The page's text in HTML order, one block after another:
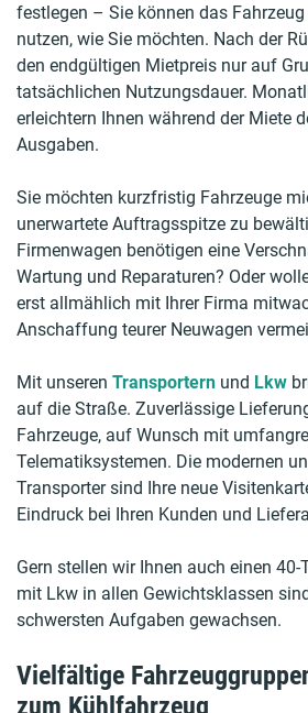
festlegen – Sie können das
nutzen, wie Sie möchten. Nach der
den endgültigen Mietpreis nur auf
tatsächlichen Nutzungsdauer.
erleichtern Ihnen während der Miete
Ausgaben.
Sie möchten kurzfristig Fahrzeuge
unerwartete Auftragsspitze zu
Firmenwagen benötigen eine
Wartung und Reparaturen? Oder
erst allmählich mit Ihrer Firma
Anschaffung teurer Neuwagen
Mit unseren Transportern und Lkw
auf die Straße. Zuverlässige
Fahrzeuge, auf Wunsch mit
Telematiksystemen. Die modernen
Transporter sind Ihre neue
Eindruck bei Ihren Kunden und
Gern stellen wir Ihnen auch einen
mit Lkw in allen Gewichtsklassen
schwersten Aufgaben gewachsen.
Vielfältige
zum Kühlfahrzeug